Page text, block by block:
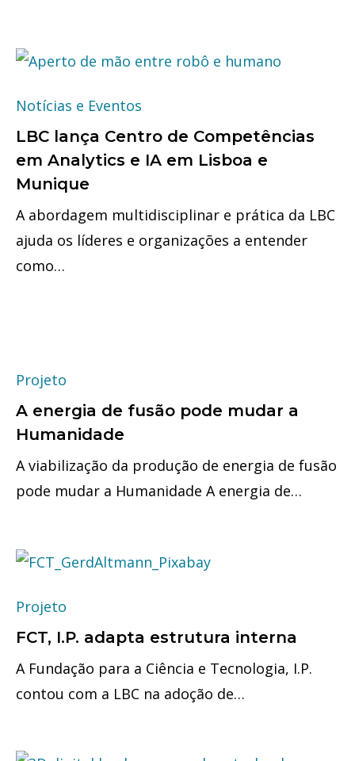
Notícias e Eventos
LBC lança Centro de Competências
em Analytics e IA em Lisboa e
Munique
A abordagem multidisciplinar e prática da LBC
ajuda os líderes e organizações a entender
como…
Projeto
A energia de fusão pode mudar a
Humanidade
A viabilização da produção de energia de fusão
pode mudar a Humanidade A energia de…
Projeto
FCT, I.P. adapta estrutura interna
A Fundação para a Ciência e Tecnologia, I.P.
contou com a LBC na adoção de…